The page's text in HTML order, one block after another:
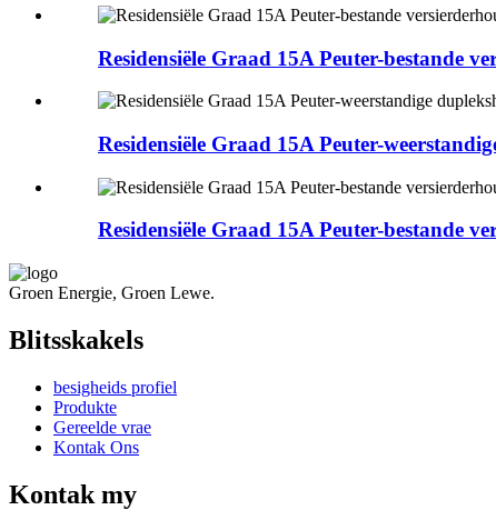
Residensiële Graad 15A Peuter-bestande
Residensiële Graad 15A Peuter-
Residensiële Graad 15A Peuter-bestande
Groen Energie, Groen Lewe.
Blitsskakels
besigheids profiel
Produkte
Gereelde vrae
Kontak Ons
Kontak my